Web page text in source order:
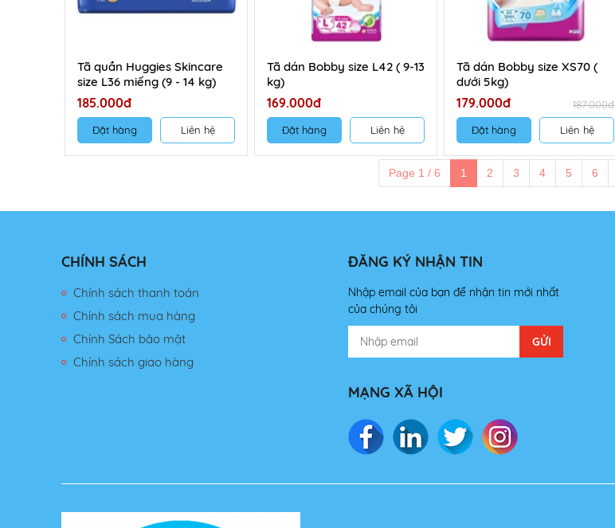
Tã quần Huggies Skincare
size L36 miếng (9 - 14 kg)
185.000đ
Đặt hàng Liên hệ
Tã dán Bobby size L42 ( 9-13
kg)
169.000đ
Đặt hàng Liên hệ
Tã dán Bobby size XS70 (
dưới 5kg)
179.000đ
187.000đ
Đặt hàng
Liên hệ
Page 1 / 6 1 2 3 4 5 6
CHÍNH SÁCH
Chính sách thanh toán
Chính sách mua hàng
Chính Sách bảo mật
Chính sách giao hàng
ĐĂNG KÝ NHẬN TIN
Nhập email của bạn để nhận tin mới nhất
của chúng tôi
MẠNG XÃ HỘI